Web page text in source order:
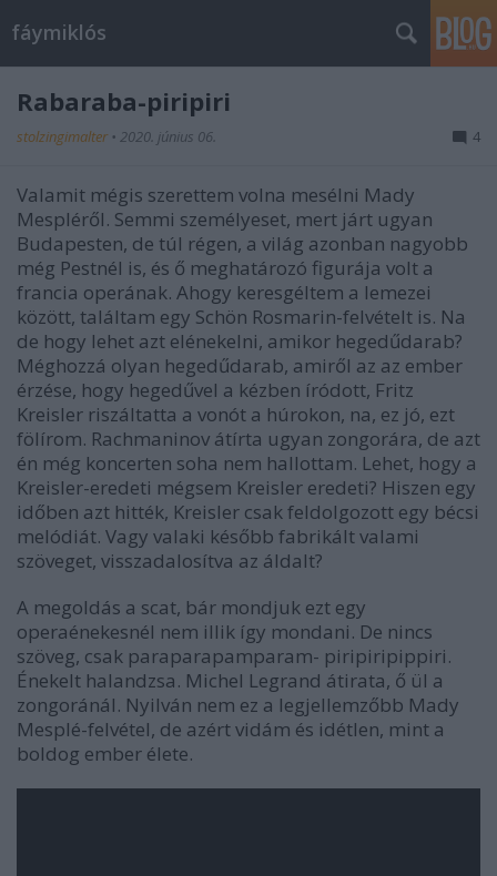
fáymiklós
Rabaraba-piripiri
stolzingimalter • 2020. június 06. 4
Valamit mégis szerettem volna mesélni Mady
Mespléről. Semmi személyeset, mert járt ugyan
Budapesten, de túl régen, a világ azonban nagyobb
még Pestnél is, és ő meghatározó figurája volt a
francia operának. Ahogy keresgéltem a lemezei
között, találtam egy Schön Rosmarin-felvételt is. Na
de hogy lehet azt elénekelni, amikor hegedűdarab?
Méghozzá olyan hegedűdarab, amiről az az ember
érzése, hogy hegedűvel a kézben íródott, Fritz
Kreisler riszáltatta a vonót a húrokon, na, ez jó, ezt
fölírom. Rachmaninov átírta ugyan zongorára, de azt
én még koncerten soha nem hallottam. Lehet, hogy a
Kreisler-eredeti mégsem Kreisler eredeti? Hiszen egy
időben azt hitték, Kreisler csak feldolgozott egy bécsi
melódiát. Vagy valaki később fabrikált valami
szöveget, visszadalosítva az áldalt?
A megoldás a scat, bár mondjuk ezt egy
operaénekesnél nem illik így mondani. De nincs
szöveg, csak paraparapamparam- piripiripippiri.
Énekelt halandzsa. Michel Legrand átirata, ő ül a
zongoránál. Nyilván nem ez a legjellemzőbb Mady
Mesplé-felvétel, de azért vidám és idétlen, mint a
boldog ember élete.